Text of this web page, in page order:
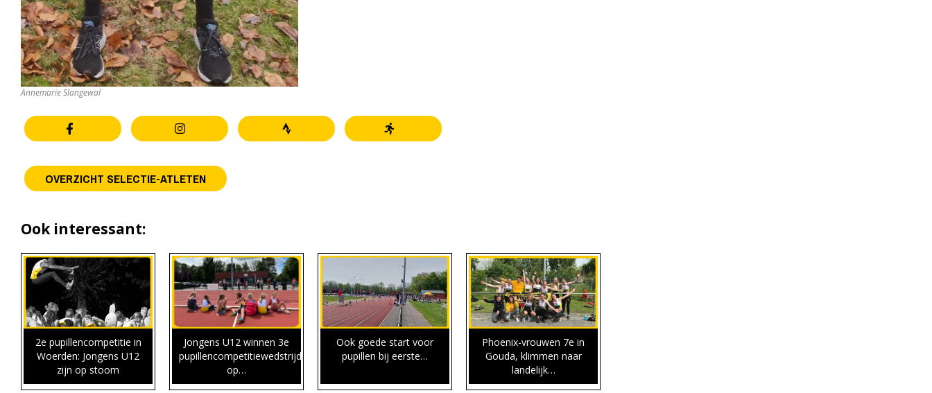
Annemarie Slangewal
OVERZICHT SELECTIE-ATLETEN
Ook interessant:
2e pupillencompetitie in
Woerden: Jongens U12
zijn op stoom
Jongens U12 winnen 3e
pupillencompetitiewedstrijd
op…
Ook goede start voor
pupillen bij eerste…
Phoenix-vrouwen 7e in
Gouda, klimmen naar
landelijk…